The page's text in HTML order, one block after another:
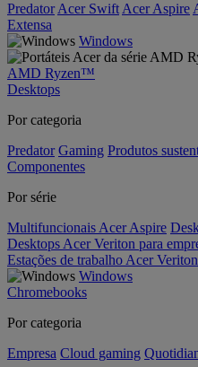
Predator Acer Swift Acer Aspire
Extensa
Windows
AMD Ryzen™
Desktops
Por categoria
Predator Gaming Produtos
Componentes
Por série
Multifuncionais Acer Aspire
Desktops Acer Veriton para
Estações de trabalho Acer Veriton
Windows
Chromebooks
Por categoria
Empresa Cloud gaming